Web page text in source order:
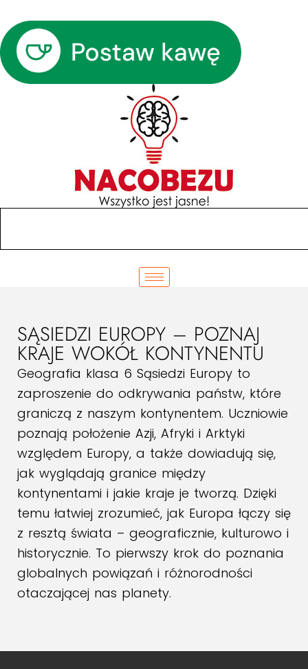
SĄSIEDZI EUROPY – POZNAJ
KRAJE WOKÓŁ KONTYNENTU
Geografia klasa 6 Sąsiedzi Europy to
zaproszenie do odkrywania państw, które
graniczą z naszym kontynentem. Uczniowie
poznają położenie Azji, Afryki i Arktyki
względem Europy, a także dowiadują się,
jak wyglądają granice między
kontynentami i jakie kraje je tworzą. Dzięki
temu łatwiej zrozumieć, jak Europa łączy się
z resztą świata – geograficznie, kulturowo i
historycznie. To pierwszy krok do poznania
globalnych powiązań i różnorodności
otaczającej nas planety.